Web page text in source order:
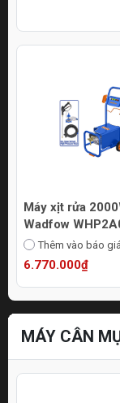
Máy xịt rửa
Wadfow
Thêm vào báo giá
6.770.000₫
MÁY CÂN